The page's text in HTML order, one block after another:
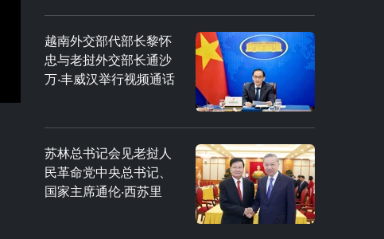
越南外交部代部长黎怀
忠与老挝外交部长通沙
万·丰威汉举行视频通话
苏林总书记会见老挝人
民革命党中央总书记、
国家主席通伦·西苏里